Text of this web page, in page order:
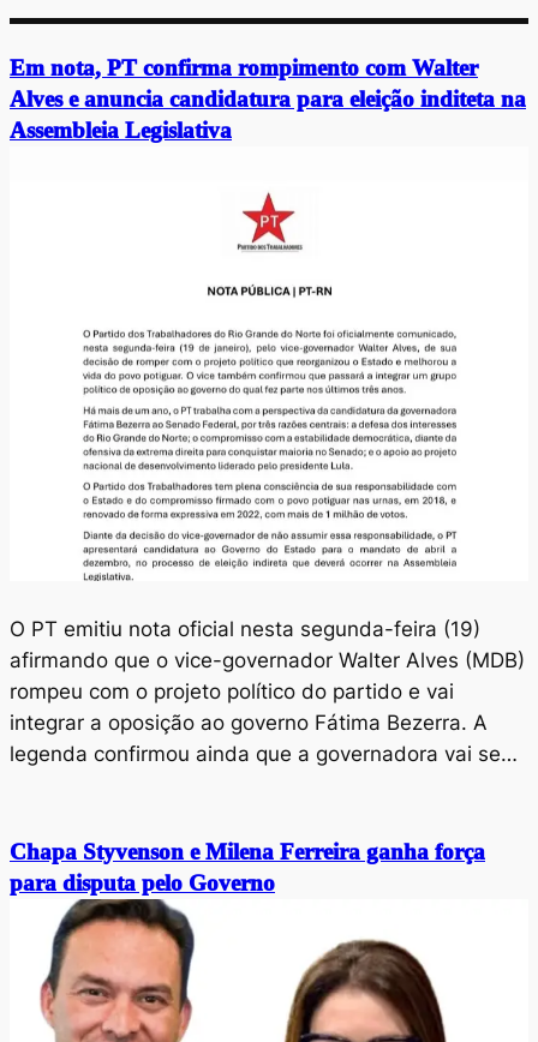
Em nota, PT confirma rompimento com Walter
Alves e anuncia candidatura para eleição inditeta na
Assembleia Legislativa
O PT emitiu nota oficial nesta segunda-feira (19)
afirmando que o vice-governador Walter Alves (MDB)
rompeu com o projeto político do partido e vai
integrar a oposição ao governo Fátima Bezerra. A
legenda confirmou ainda que a governadora vai se…
Chapa Styvenson e Milena Ferreira ganha força
para disputa pelo Governo